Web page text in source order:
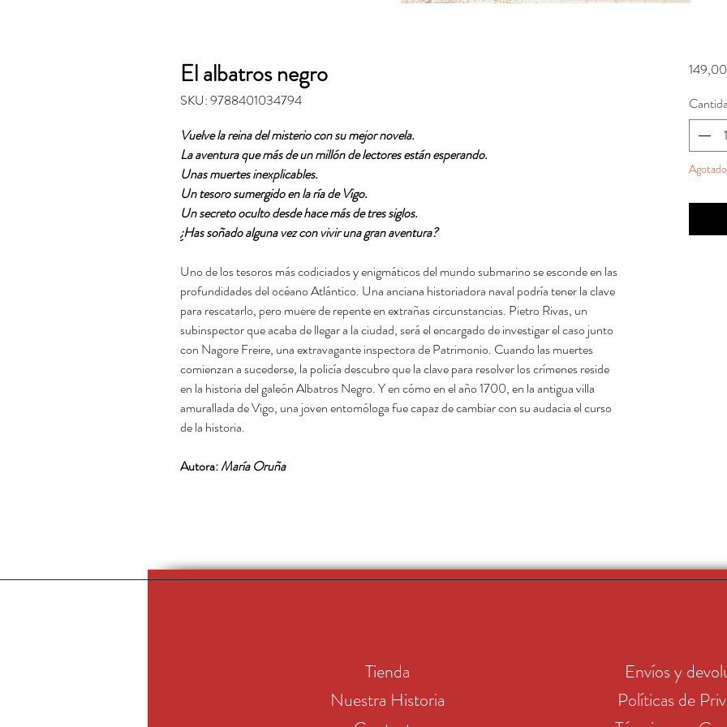
El albatros negro
SKU: 9788401034794
Vuelve la reina del misterio con su mejor novela.
La aventura que más de un millón de lectores están esperando.
Unas muertes inexplicables.
Un tesoro sumergido en la ría de Vigo.
Un secreto oculto desde hace más de tres siglos.
¿Has soñado alguna vez con vivir una gran aventura?
Uno de los tesoros más codiciados y enigmáticos del mundo submarino se esconde en las
profundidades del océano Atlántico. Una anciana historiadora naval podría tener la clave
para rescatarlo, pero muere de repente en extrañas circunstancias. Pietro Rivas, un
subinspector que acaba de llegar a la ciudad, será el encargado de investigar el caso junto
con Nagore Freire, una extravagante inspectora de Patrimonio. Cuando las muertes
comienzan a sucederse, la policía descubre que la clave para resolver los crímenes reside
en la historia del galeón Albatros Negro. Y en cómo en el año 1700, en la antigua villa
amurallada de Vigo, una joven entomóloga fue capaz de cambiar con su audacia el curso
de la historia.
Autora:María Oruña
Agotado
Tienda
Nuestra Historia
Envíos y
Políticas de